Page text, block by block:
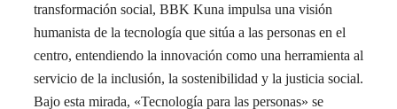
transformación social, BBK Kuna impulsa una visión
humanista de la tecnología que sitúa a las personas en el
centro, entendiendo la innovación como una herramienta al
servicio de la inclusión, la sostenibilidad y la justicia social.
Bajo esta mirada, «Tecnología para las personas» se